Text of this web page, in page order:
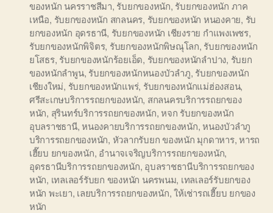
ของหนัก นครราชสีมา, รับยกของหนัก, รับยกของหนัก ภาค
เหนือ, รับยกของหนัก สกลนคร, รับยกของหนัก หนองคาย, รับ
ยกของหนัก อุดรธานี, รับยกของหนัก เชียงราย กำแพงเพชร,
รับยกของหนักพิจิตร, รับยกของหนักพิษณุโลก, รับยกของหนัก
ยโสธร, รับยกของหนักร้อยเอ็ด, รับยกของหนักลำปาง, รับยก
ของหนักลำพูน, รับยกของหนักหนองบัวลำภู, รับยกของหนัก
เชียงใหม่, รับยกของหนักแพร่, รับยกของหนักแม่ฮ่องสอน,
ศรีสะเกษบริการรถยกของหนัก, สกลนครบริการรถยกของ
หนัก, สุรินทร์บริการรถยกของหนัก,หจก รับยกของหนัก
อุบลราชธานี,หนองคายบริการรถยกของหนัก,หนองบัวลำภู
บริการรถยกของหนัก, หัวลากรับยก ของหนัก มุกดาหาร,หารถ
เฮี๊ยบ ยกของหนัก, อำนาจเจริญบริการรถยกของหนัก,
อุดรธานีบริการรถยกของหนัก, อุบลราชธานีบริการรถยกของ
หนัก, เทลเลอร์รับยก ของหนัก นครพนม, เทลเลอร์รับยกของ
หนัก พะเยา, เลยบริการรถยกของหนัก,ให้เช่ารถเฮี๊ยบ ยกของ
หนัก